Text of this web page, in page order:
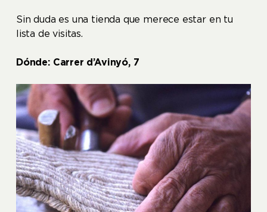
Sin duda es una tienda que merece estar en tu
lista de visitas.
Dónde: Carrer d’Avinyó, 7